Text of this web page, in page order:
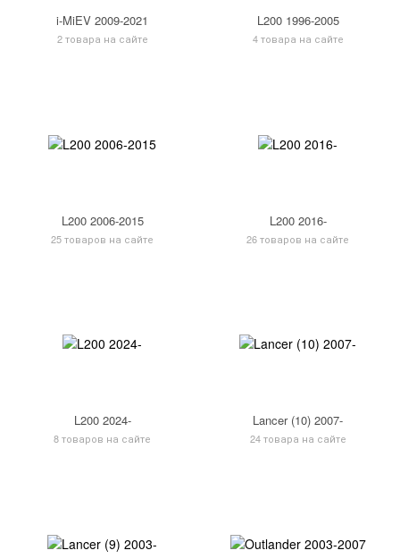
i-MiEV 2009-2021
2 товара на сайте
L200 1996-2005
4 товара на сайте
L200 2006-2015
25 товаров на сайте
L200 2016-
26 товаров на сайте
L200 2024-
8 товаров на сайте
Lancer (10) 2007-
24 товара на сайте